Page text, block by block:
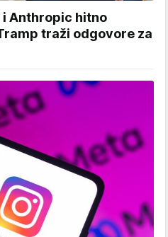
i Anthropic hitno
traži odgovore za